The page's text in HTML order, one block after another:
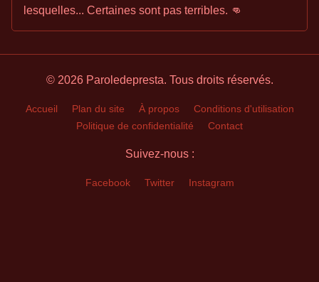
lesquelles... Certaines sont pas terribles. 👊
© 2026 Paroledepresta. Tous droits réservés.
Accueil Plan du site À propos
Conditions d'utilisation
Politique de confidentialité
Contact
Suivez-nous :
Facebook Twitter Instagram